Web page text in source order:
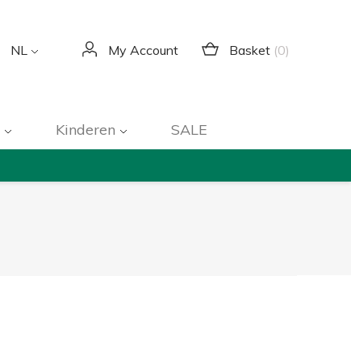
NL My Account Basket (0)
Kinderen SALE